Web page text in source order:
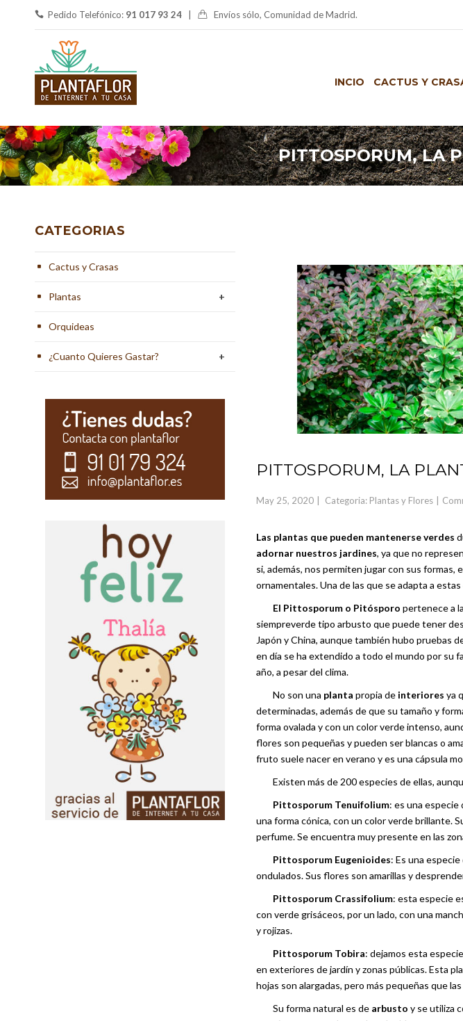
Pedido Telefónico: 91 017 93 24 Envíos sólo, Comunidad de Madrid.
INCIO CACTUS Y
PITTOSPORUM, LA
CATEGORIAS
Cactus y Crasas
Plantas +
Orquideas
¿Cuanto Quieres Gastar? +
PITTOSPORUM, LA
May 25, 2020 Categoria: Plantas y Flores
Las plantas que pueden mantenerse verdes
adornar nuestros jardines, ya que no
si, además, nos permiten jugar con sus formas,
ornamentales. Una de las que se adapta a
El Pittosporum o Pitósporo pertenece a
siempreverde tipo arbusto que puede tener
Japón y China, aunque también hubo pruebas
en día se ha extendido a todo el mundo por su
año, a pesar del clima.
No son una planta propia de interiores ya
determinadas, además de que su tamaño y
forma ovalada y con un color verde intenso,
flores son pequeñas y pueden ser blancas o
fruto suele nacer en verano y es una cápsula
Existen más de 200 especies de ellas,
Pittosporum Tenuifolium: es una especie
una forma cónica, con un color verde brillante.
perfume. Se encuentra muy presente en las
Pittosporum Eugenioides: Es una
ondulados. Sus flores son amarillas y
Pittosporum Crassifolium: esta especie
con verde grisáceos, por un lado, con una
y rojizas.
Pittosporum Tobira: dejamos esta
en exteriores de jardín y zonas públicas. Esta
hojas son alargadas, pero más pequeñas que
Su forma natural es de arbusto y se utiliza